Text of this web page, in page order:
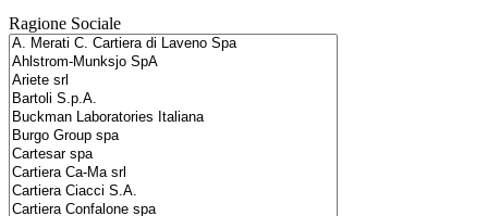
Ragione Sociale